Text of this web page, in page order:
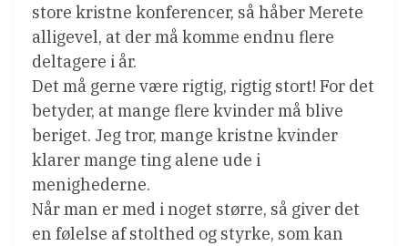
store kristne konferencer, så håber Merete
alligevel, at der må komme endnu flere
deltagere i år.
Det må gerne være rigtig, rigtig stort! For det
betyder, at mange flere kvinder må blive
beriget. Jeg tror, mange kristne kvinder
klarer mange ting alene ude i
menighederne.
Når man er med i noget større, så giver det
en følelse af stolthed og styrke, som kan